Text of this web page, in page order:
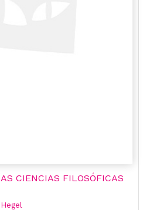
CIENCIAS FILOSÓFICAS